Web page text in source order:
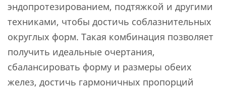
эндопротезированием, подтяжкой и другими
техниками, чтобы достичь соблазнительных
округлых форм. Такая комбинация позволяет
получить идеальные очертания,
сбалансировать форму и размеры обеих
желез, достичь гармоничных пропорций